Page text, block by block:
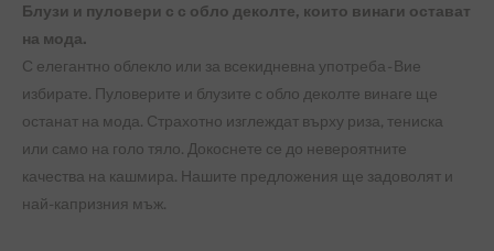
Блузи и пуловери с с обло деколте, които винаги остават
на мода.
С елегантно облекло или за всекидневна употреба - Вие
избирате. Пуловерите и блузите с обло деколте винаге ще
останат на мода. Страхотно изглеждат върху риза, тениска
или само на голо тяло. Докоснете се до невероятните
качества на кашмира. Нашите предложения ще задоволят и
най-капризния мъж.